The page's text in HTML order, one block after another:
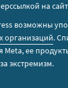
на
возможны
организаций.
Metа, ее
экстремизм.